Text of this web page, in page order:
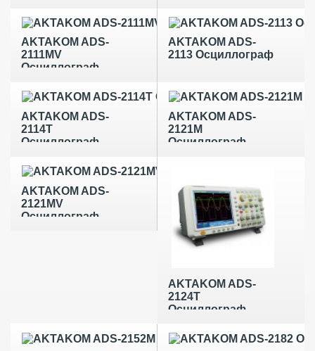
AKTAKOM ADS-
2111MV
Осциллограф
AKTAKOM ADS-
2113 Осциллограф
AKTAKOM ADS-
2114T
Осциллограф
AKTAKOM ADS-
2121M
Осциллограф
AKTAKOM ADS-
2121MV
Осциллограф
AKTAKOM ADS-
2124T
Осциллограф